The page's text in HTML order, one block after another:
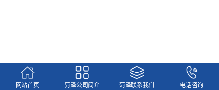
网站首页 菏泽公司简介 菏泽联系我们 电话咨询